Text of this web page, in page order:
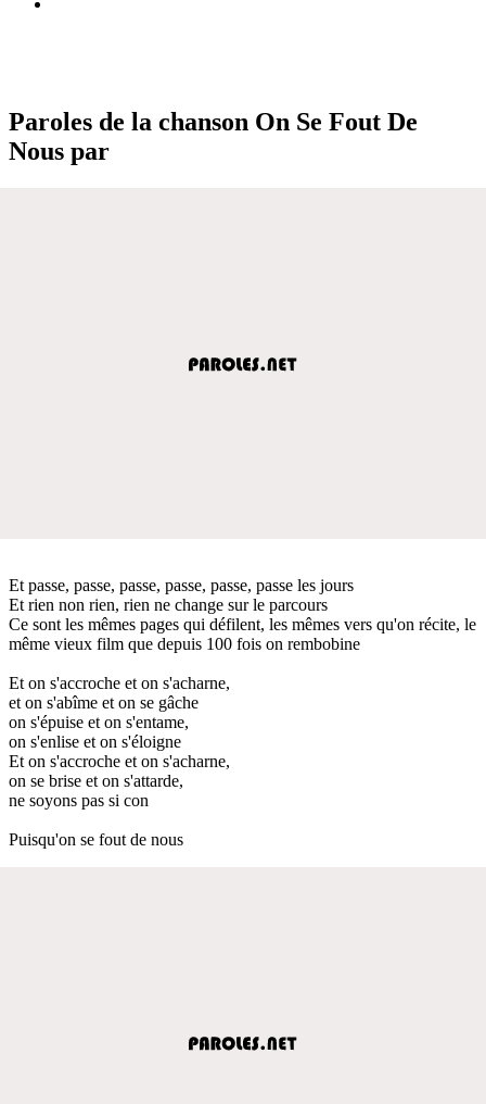
Paroles de la chanson On Se Fout De
Nous par
Et passe, passe, passe, passe, passe, passe les jours
Et rien non rien, rien ne change sur le parcours
Ce sont les mêmes pages qui défilent, les mêmes vers qu'on récite, le
même vieux film que depuis 100 fois on rembobine
Et on s'accroche et on s'acharne,
et on s'abîme et on se gâche
on s'épuise et on s'entame,
on s'enlise et on s'éloigne
Et on s'accroche et on s'acharne,
on se brise et on s'attarde,
ne soyons pas si con
Puisqu'on se fout de nous